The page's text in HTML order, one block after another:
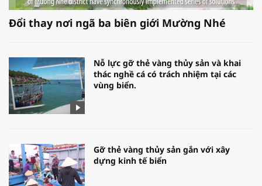
Đổi thay nơi ngã ba biên giới Mường Nhé
Nỗ lực gỡ thẻ vàng thủy sản và khai
thác nghề cá có trách nhiệm tại các
vùng biển.
Gỡ thẻ vàng thủy sản gắn với xây
dựng kinh tế biển